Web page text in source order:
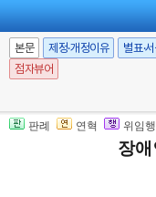
24., 타법개정]
본문 제정·개정이유
별표·
점자뷰어
판례 연혁 위임
장
제22조(특수학
특수교육대상
육부장관이,